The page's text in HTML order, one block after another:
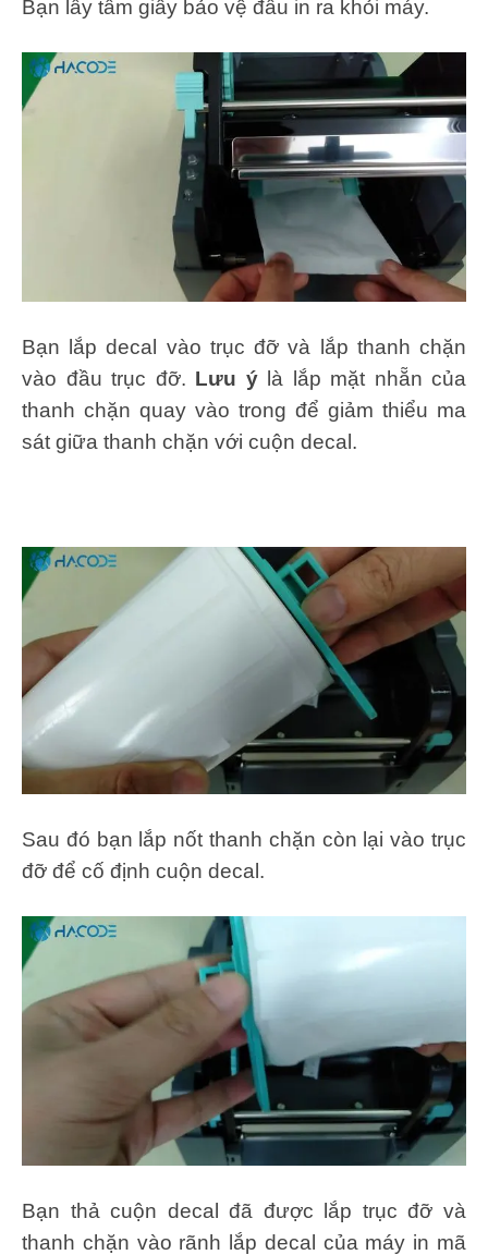
Bạn lấy tấm giấy bảo vệ đầu in ra khỏi máy.
Bạn lắp decal vào trục đỡ và lắp thanh chặn
vào đầu trục đỡ. Lưu ýlà lắp mặt nhẵn của
thanh chặn quay vào trong để giảm thiểu ma
sát giữa thanh chặn với cuộn decal.
Sau đó bạn lắp nốt thanh chặn còn lại vào trục
đỡ để cố định cuộn decal.
Bạn thả cuộn decal đã được lắp trục đỡ và
thanh chặn vào rãnh lắp decal của máy in mã